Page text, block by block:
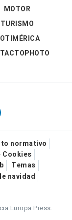
MOTOR
TURISMO
normativo
Cookies
Temas
navidad
Europa Press.